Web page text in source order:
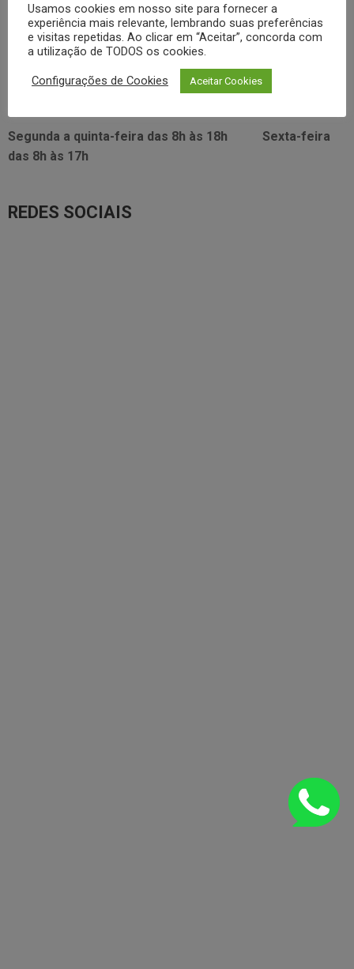
3338.2628
foodservice@dayhome.com.br
Atendimento Whatsapp
VISITE NOSSO SHOWRROM:
Segunda a quinta-feira das 8h às 18h
Sexta-feira
das 8h às 17h
REDES SOCIAIS
Usamos cookies em nosso site para fornecer a
experiência mais relevante, lembrando suas preferências
e visitas repetidas. Ao clicar em “Aceitar”, concorda com
a utilização de TODOS os cookies.
Configurações de Cookies Aceitar Cookies